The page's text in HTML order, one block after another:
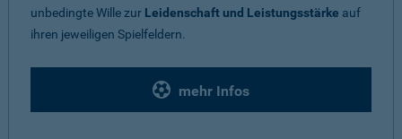
unbedingte Wille zur Leidenschaft und Leistungsstärke auf
ihren jeweiligen Spielfeldern.
mehr Infos